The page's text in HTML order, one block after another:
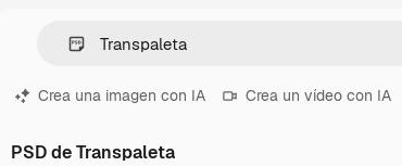
Crea una imagen con IA Crea un vídeo con IA
PSD de Transpaleta